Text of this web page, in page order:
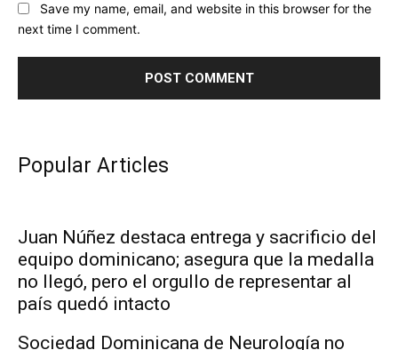
Save my name, email, and website in this browser for the
next time I comment.
Popular Articles
Juan Núñez destaca entrega y sacrificio del
equipo dominicano; asegura que la medalla
no llegó, pero el orgullo de representar al
país quedó intacto
Sociedad Dominicana de Neurología no